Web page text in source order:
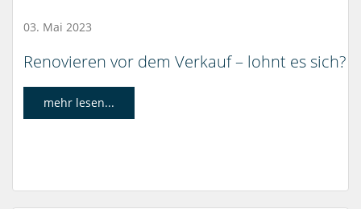
03. Mai 2023
Renovieren vor dem Verkauf – lohnt es sich?
mehr lesen...